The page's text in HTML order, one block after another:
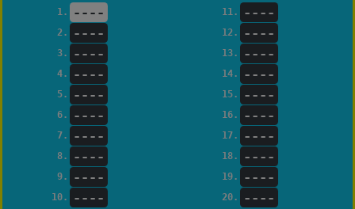
1. ---- 11. ----
2. ---- 12. ----
3. ---- 13. ----
4. ---- 14. ----
5. ---- 15. ----
6. ---- 16. ----
7. ---- 17. ----
8. ---- 18. ----
9. ---- 19. ----
10. ---- 20. ----